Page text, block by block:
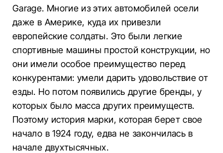
Garage. Многие из этих автомобилей осели
даже в Америке, куда их привезли
европейские солдаты. Это были легкие
спортивные машины простой конструкции, но
они имели особое преимущество перед
конкурентами: умели дарить удовольствие от
езды. Но потом появились другие бренды, у
которых было масса других преимуществ.
Поэтому история марки, которая берет свое
начало в 1924 году, едва не закончилась в
начале двухтысячных.